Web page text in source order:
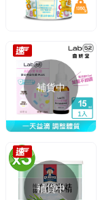
補貨中
補貨中